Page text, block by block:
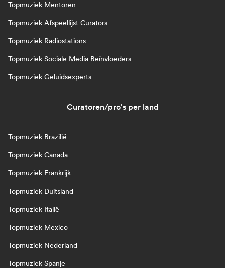
Topmuziek Mentoren
Topmuziek Afspeellijst Curators
Topmuziek Radiostations
Topmuziek Sociale Media Beïnvloeders
Topmuziek Geluidsexperts
Curatoren/pro's per land
Topmuziek Brazilië
Topmuziek Canada
Topmuziek Frankrijk
Topmuziek Duitsland
Topmuziek Italië
Topmuziek Mexico
Topmuziek Nederland
Topmuziek Spanje